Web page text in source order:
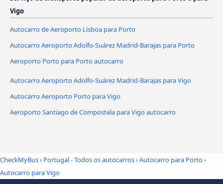
Vigo
Autocarro de Aeroporto Lisboa para Porto
Autocarro Aeroporto Adolfo-Suárez Madrid-Barajas para Porto
Aeroporto Porto para Porto autocarro
Autocarro Aeroporto Adolfo-Suárez Madrid-Barajas para Vigo
Autocarro Aeroporto Porto para Vigo
Aeroporto Santiago de Compostela para Vigo autocarro
CheckMyBus› Portugal - Todos os autocarros›Autocarro para Porto›
Autocarro para Vigo